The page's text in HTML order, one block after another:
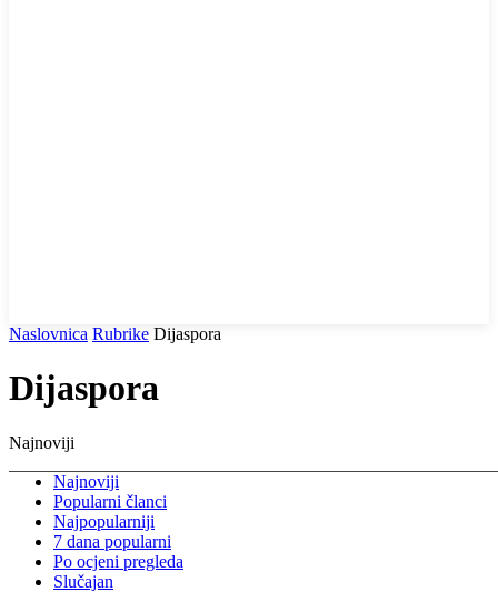
Naslovnica Rubrike Dijaspora
Dijaspora
Najnoviji
Najnoviji
Popularni članci
Najpopularniji
7 dana popularni
Po ocjeni pregleda
Slučajan